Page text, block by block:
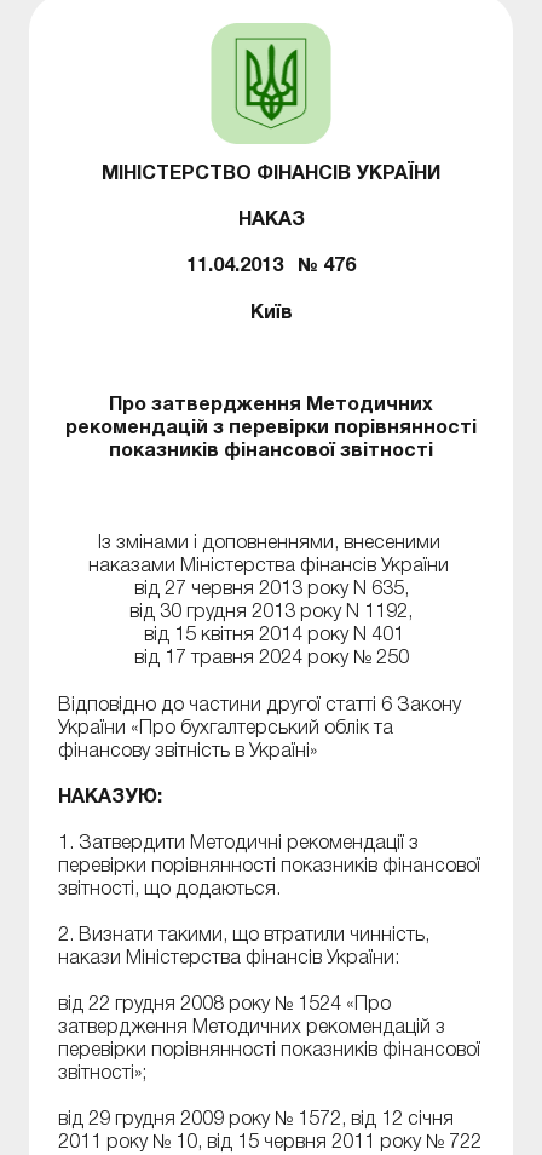
МІНІСТЕРСТВО ФІНАНСІВ УКРАЇНИ
НАКАЗ
11.04.2013 № 476
Київ
Про затвердження Методичних
рекомендацій з перевірки порівнянності
показників фінансової звітності
Із змінами і доповненнями, внесеними
наказами Міністерства фінансів України
від 27 червня 2013 року N 635,
від 30 грудня 2013 року N 1192,
від 15 квітня 2014 року N 401
від 17 травня 2024 року № 250
Відповідно до частини другої статті 6 Закону
України «Про бухгалтерський облік та
фінансову звітність в Україні»
НАКАЗУЮ:
1. Затвердити Методичні рекомендації з
перевірки порівнянності показників фінансової
звітності, що додаються.
2. Визнати такими, що втратили чинність,
накази Міністерства фінансів України:
від 22 грудня 2008 року № 1524 «Про
затвердження Методичних рекомендацій з
перевірки порівнянності показників фінансової
звітності»;
від 29 грудня 2009 року № 1572, від 12 січня
2011 року № 10, від 15 червня 2011 року № 722